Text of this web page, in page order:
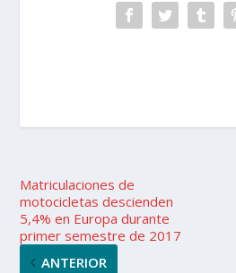
Matriculaciones de
motocicletas descienden
5,4% en Europa durante
primer semestre de 2017
ANTERIOR